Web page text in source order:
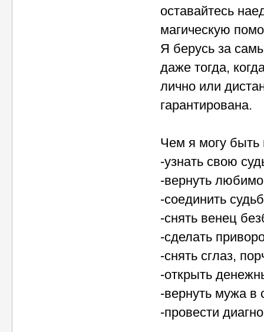
оставайтесь
магическую
Я берусь за
даже тогда,
лично или
гарантирована.
Чем я могу быть
-узнать свою
-вернуть
-соединить
-снять венец
-сделать
-снять сглаз,
-открыть
-вернуть мужа в
-провести